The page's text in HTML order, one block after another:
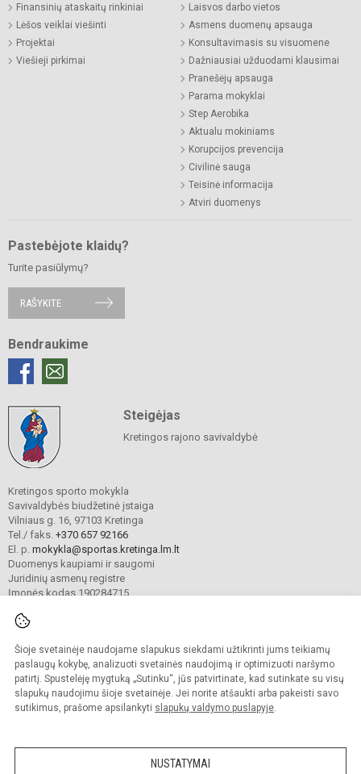
Šioje svetainėje naudojame slapukus siekdami užtikrinti jums teikiamų
paslaugų kokybę, analizuoti svetainės naudojimą ir optimizuoti naršymo
patirtį. Spustelėję mygtuką „Sutinku“, jūs patvirtinate, kad sutinkate su visų
slapukų naudojimu šioje svetainėje. Jei norite atšaukti arba pakeisti savo
sutikimus, prašome apsilankyti slapukų valdymo puslapyje.
NUSTATYMAI
Finansinių ataskaitų rinkiniai
Lėšos veiklai viešinti
Projektai
Viešieji pirkimai
Laisvos darbo vietos
Asmens duomenų apsauga
Konsultavimasis su visuomene
Dažniausiai užduodami klausimai
Pranešėjų apsauga
Parama mokyklai
Step Aerobika
Aktualu mokiniams
Korupcijos prevencija
Civilinė sauga
Teisinė informacija
Atviri duomenys
Pastebėjote klaidų?
Turite pasiūlymų?
RAŠYKITE
Bendraukime
Steigėjas
Kretingos rajono savivaldybė
Kretingos sporto mokykla
Savivaldybės biudžetinė įstaiga
Vilniaus g. 16, 97103 Kretinga
Tel./ faks. +370 657 92166
El. p. mokykla@sportas.kretinga.lm.lt
Duomenys kaupiami ir saugomi
Juridinių asmenų registre
Įmonės kodas 190284715
© 2021. Kretingos sporto mokykla. Visos teisės saugomos.
Kopijuoti turinį be raštiško gimnazijos sutikimo griežtai draudžiama.
Prieinamumo paraiška Slapukų valdymas
Sumanus būdas atnaujinti